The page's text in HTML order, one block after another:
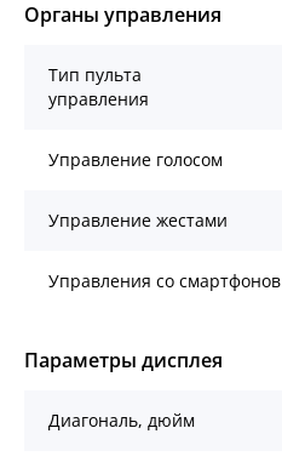
Органы управления
Тип пульта
управления
Управление голосом
Управление жестами
Управления со смартфонов
Параметры дисплея
Диагональ, дюйм